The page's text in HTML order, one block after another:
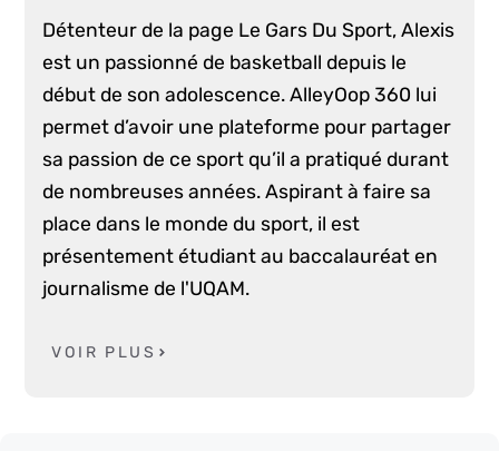
Détenteur de la page Le Gars Du Sport, Alexis
est un passionné de basketball depuis le
début de son adolescence. AlleyOop 360 lui
permet d’avoir une plateforme pour partager
sa passion de ce sport qu’il a pratiqué durant
de nombreuses années. Aspirant à faire sa
place dans le monde du sport, il est
présentement étudiant au baccalauréat en
journalisme de l'UQAM.
VOIR PLUS